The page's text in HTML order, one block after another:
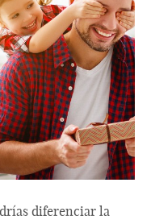
diferenciar la